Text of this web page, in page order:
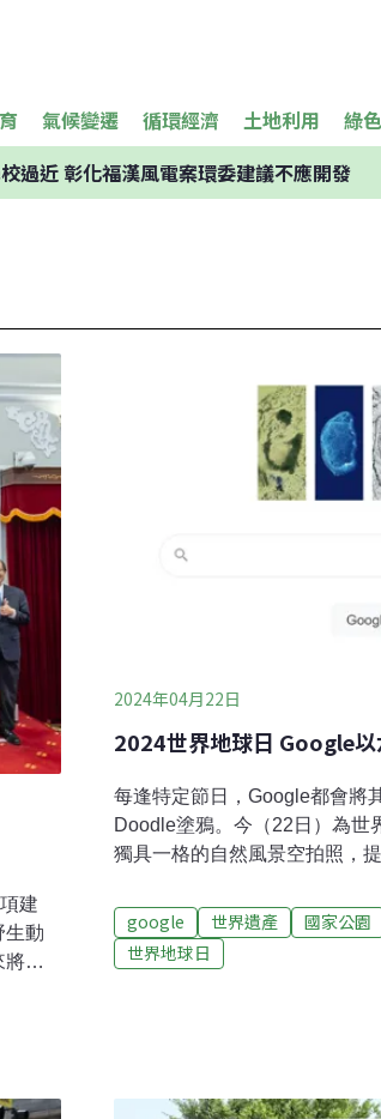
氣候變遷 循環經濟 土地利用 綠
過近 彰化福漢風電案環委建議不應開發
建
生動
環
大
今
各部
2024年04月22日
2024世界地球日 Google
每逢特定節日，Google都會將
Doodle塗鴉。今（22日）為世
獨具一格的自然風景空拍照，
英文字母，變成了形狀相近的
代表的意義各有不同，展示了
維護生物多樣性，以下逐字進
google 世界遺產 國家公園
世界地球日